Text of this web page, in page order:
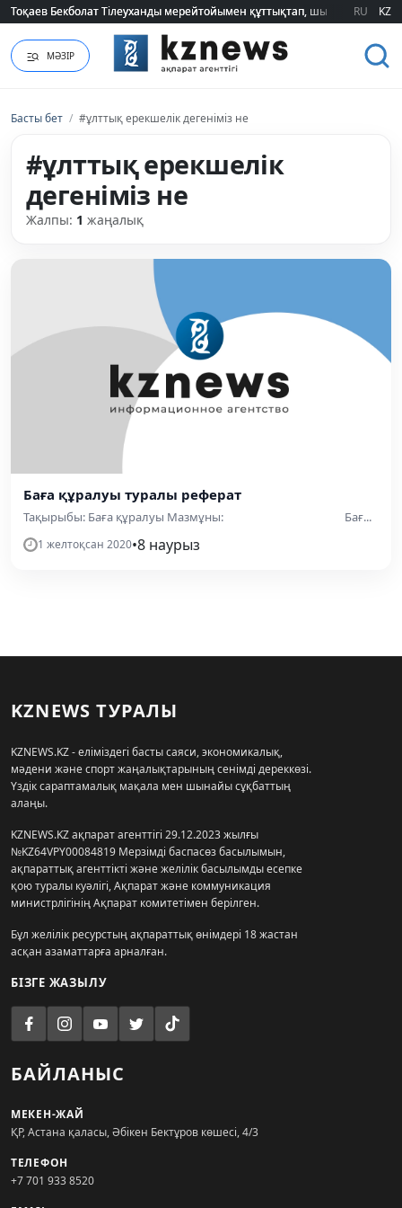
Тоқаев Бекболат Тілеуханды мерейтойымен құттықтап, шығармашылық
Тоқаев Бекболат Тілеуханды мерейтойымен құттықтап, шығармашылық
RU KZ
МӘЗІР
Басты бет / #ұлттық ерекшелік дегеніміз не
#ұлттық ерекшелік
дегеніміз не
Жалпы: 1 жаңалық
Баға құралуы туралы реферат
Тақырыбы: Баға құралуы Мазмұны: Бағ...
1 желтоқсан 2020•8 наурыз
KZNEWS ТУРАЛЫ
KZNEWS.KZ - еліміздегі басты саяси, экономикалық,
мәдени және спорт жаңалықтарының сенімді дереккөзі.
Үздік сараптамалық мақала мен шынайы сұқбаттың
алаңы.
KZNEWS.KZ ақпарат агенттігі 29.12.2023 жылғы
№KZ64VPY00084819 Мерзімді баспасөз басылымын,
ақпараттық агенттікті және желілік басылымды есепке
қою туралы куәлігі, Ақпарат және коммуникация
министрлігінің Ақпарат комитетімен берілген.
Бұл желілік ресурстың ақпараттық өнімдері 18 жастан
асқан азаматтарға арналған.
БІЗГЕ ЖАЗЫЛУ
БАЙЛАНЫС
МЕКЕН-ЖАЙ
ҚР, Астана қаласы, Әбікен Бектұров көшесі, 4/3
ТЕЛЕФОН
+7 701 933 8520